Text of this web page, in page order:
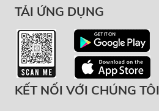
TẢI ỨNG DỤNG
KẾT NỐI VỚI CHÚNG TÔI